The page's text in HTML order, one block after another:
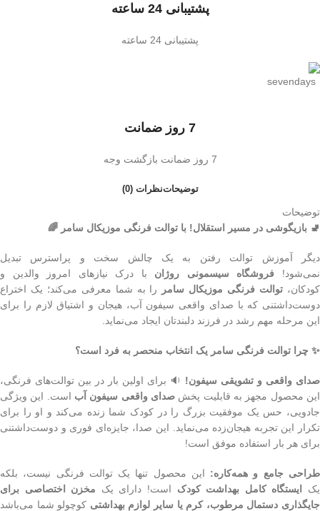
پشتیبانی 24 ساعته
پشتیبانی 24 ساعته
7 روز ضمانت
7 روز ضمانت بازگشت وجه
توضیحاتنظرات (0)
توضیحات
🚽 بازیگوشی در مسیر استقلال! با توالت فرنگی موزیکال سامر 🌈
دیگر آموزش توالت رفتن به یک چالش سخت و پراسترس تبدیل
نمی‌شود! فروشگاه سیسمونی روژان با درک نیازهای امروز والدین و
کودکان، توالت فرنگی موزیکال سامر
را به شما معرفی می‌کند؛ یک اختراع
دوست‌داشتنی که با صدای واقعی سیفون آب، هیجان و اشتیاق لازم را برای
این مرحله مهم رشد در فرزند دلبندتان ایجاد می‌نماید.
✨ چرا توالت فرنگی سامر یک انتخاب منحصر به فرد است؟
صدای واقعی و تشویقی سیفون! 🔉 برای اولین بار در بین توالت‌های فرنگی،
این محصول مجهز به قابلیت پخش صدای واقعی سیفون آب است. این ویژگی
جادویی، حس یک موفقیت بزرگ را در کودک شما زنده می‌کند و او را برای
تکرار این تجربه هیجان‌زده می‌نماید. این صدا، جایزه‌ای فوری و دوست‌داشتنی
برای هر بار استفاده موفق است!
طراحی جامع و همه‌کاره: این محصول تنها یک توالت فرنگی نیست، بلکه
یک
ایستگاه کامل بهداشت کودک است! دارای یک مخزن اختصاصی برای
جایگذاری دستمال مرطوب، کرم یا سایر لوازم بهداشتی کوچولو شما می‌باشد